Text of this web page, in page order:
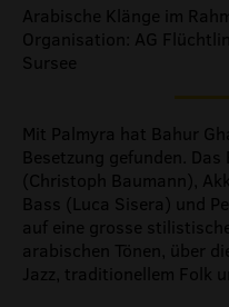
Arabische Klänge im
Organisation: AG
Sursee
Mit Palmyra hat Bahur
Besetzung gefunden.
(Christoph Baumann),
Bass (Luca Sisera) und
auf eine grosse
arabischen Tönen, über
Jazz, traditionellem Folk